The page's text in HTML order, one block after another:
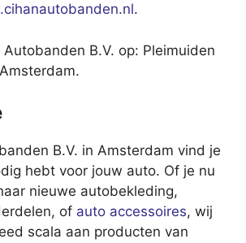
.
B.V. op: Pleimuiden
B.V. in Amsterdam vind je
hebt voor jouw auto. Of je nu
nieuwe autobekleding,
of auto accessoires, wij
scala aan producten van